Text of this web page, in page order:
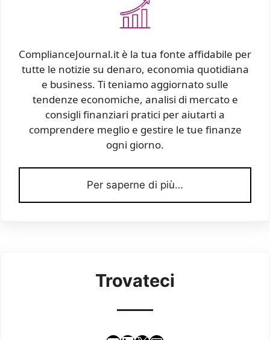
ComplianceJournal.it è la tua fonte affidabile per
tutte le notizie su denaro, economia quotidiana
e business. Ti teniamo aggiornato sulle
tendenze economiche, analisi di mercato e
consigli finanziari pratici per aiutarti a
comprendere meglio e gestire le tue finanze
ogni giorno.
Per saperne di più…
Trovateci